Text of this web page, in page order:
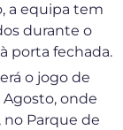
a equipa tem
durante o
porta fechada.
o jogo de
Agosto, onde
no Parque de